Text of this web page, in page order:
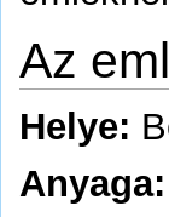
Az
Helye:
Anyaga: